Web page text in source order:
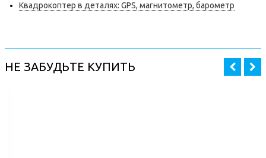
Квадрокоптер в деталях: GPS, магнитометр, барометр
НЕ ЗАБУДЬТЕ КУПИТЬ